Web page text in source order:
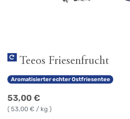
Teeos Friesenfrucht
Aromatisierter echter Ostfriesentee
53,00 €
( 53,00 € / kg )